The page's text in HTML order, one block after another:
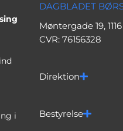
i
DAGBLADET
Møntergade 19,
CVR: 76156328
Direktion
Bestyrelse